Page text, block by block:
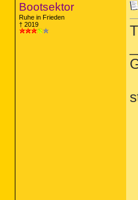
Bootsektor
Ruhe in Frieden
† 2019